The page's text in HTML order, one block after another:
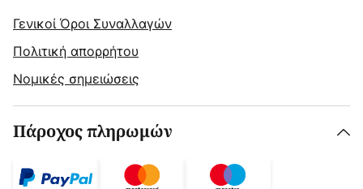
Γενικοί Όροι Συναλλαγών
Πολιτική απορρήτου
Νομικές σημειώσεις
Πάροχος πληρωμών